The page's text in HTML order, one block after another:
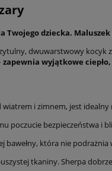
Twojego dziecka.
dwuwarstwowy
zapewnia wyjątkowe
i zimnem, jest idealny
poczucie bezpieczeństwa i
która nie podrażnia
tkaniny. Sherpa